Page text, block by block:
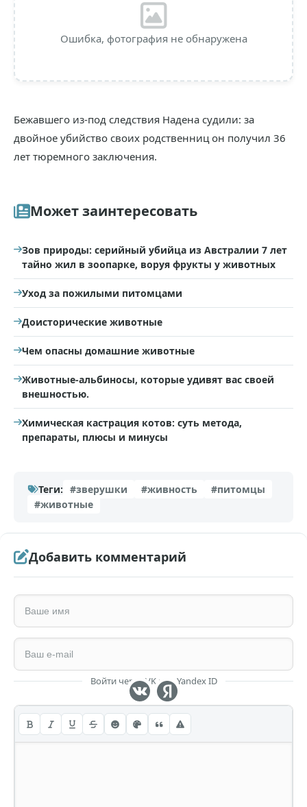
Ошибка, фотография не обнаружена
Бежавшего из-под следствия Надена судили: за
двойное убийство своих родственниц он получил 36
лет тюремного заключения.
Может заинтересовать
Зов природы: серийный убийца из Австралии 7 лет
тайно жил в зоопарке, воруя фрукты у животных
Уход за пожилыми питомцами
Доисторические животные
Чем опасны домашние животные
Животные-альбиносы, которые удивят вас своей
внешностью.
Химическая кастрация котов: суть метода,
препараты, плюсы и минусы
Теги: #зверушки #живность
#питомцы
#животные
Добавить комментарий
Войти через VK или Yandex ID